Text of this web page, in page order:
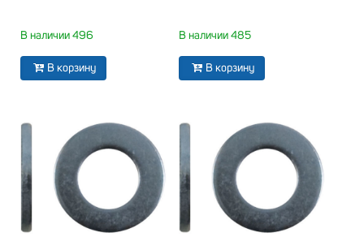
В наличии 496
В корзину
В наличии 485
В корзину